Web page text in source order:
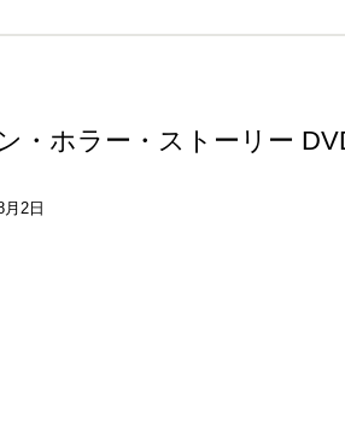
・ホラー・ストーリー
2日